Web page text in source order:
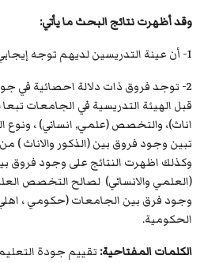
وقد أظهرت نتائج البحث ما يأتي:
1- أن عينة التدريسين لديهم توجه إيجابي نحو التعليم الإلكتروني.
2- توجد فروق ذات دلالة احصائية في
قبل الهيئة التدريسية في الجامعات
اناث)، والتخصص (علمي, انساني) ، ونوع
تبين وجود فروق بين (الذكور والاناث )
وكذلك اظهرت النتائج على وجود
(العلمي والانساني) لصالح التخصص
وجود فرق بين الجامعات (حكومي ،
الحكومية.
الكلمات المفتاحية: تقييم جودة التعليم